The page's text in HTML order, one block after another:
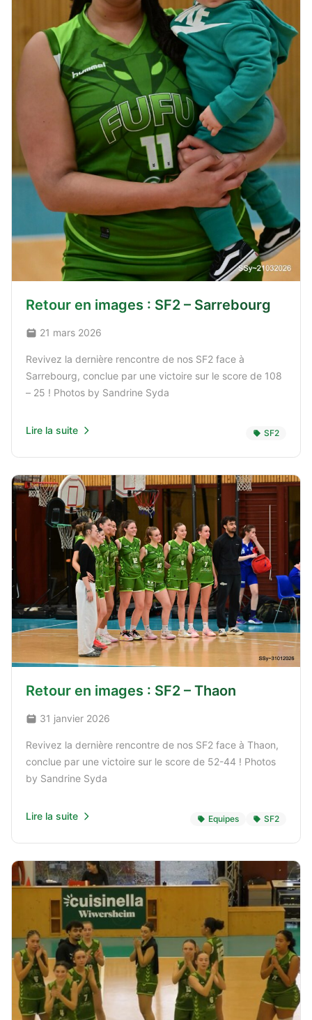
Retour en images : SF2 – Sarrebourg
21 mars 2026
Revivez la dernière rencontre de nos SF2 face à
Sarrebourg, conclue par une victoire sur le score de 108
– 25 ! Photos by Sandrine Syda
Lire la suite SF2
Retour en images : SF2 – Thaon
31 janvier 2026
Revivez la dernière rencontre de nos SF2 face à Thaon,
conclue par une victoire sur le score de 52-44 ! Photos
by Sandrine Syda
Lire la suite Equipes SF2